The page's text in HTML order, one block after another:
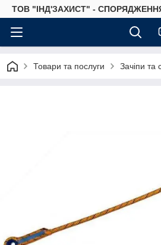
ТОВ "ІНД'ЗАХИСТ" -
Товари та послуги Зачіпи та